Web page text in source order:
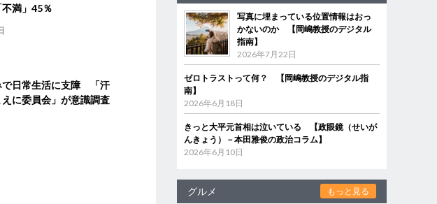
満」45％
で日常生活に支障 「汗
に委員会」が意識調査
写真に埋まっている位置情報はおっ
かないのか 【岡嶋教授のデジタル
指南】
2026年7月22日
ゼロトラストって何？ 【岡嶋教授のデジタル指
南】
2026年6月18日
きっと大平元首相は泣いている 【政眼鏡（せいが
んきょう）－本田雅俊の政治コラム】
2026年6月10日
グルメ もっと見る